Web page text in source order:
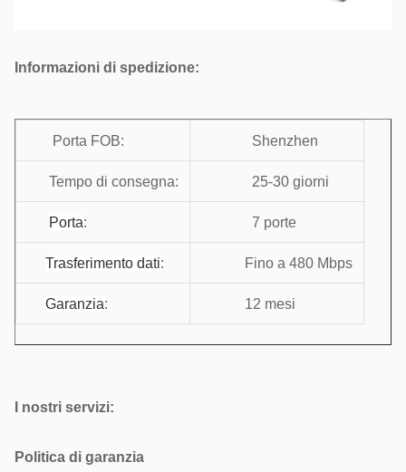
Informazioni di spedizione:
Porta FOB: Shenzhen
Tempo di consegna: 25-30 giorni
Porta: 7 porte
Trasferimento dati: Fino a 480 Mbps
Garanzia: 12 mesi
I nostri servizi:
Politica di garanzia